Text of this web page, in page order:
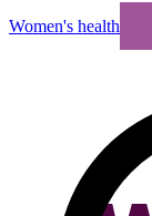
Women's health